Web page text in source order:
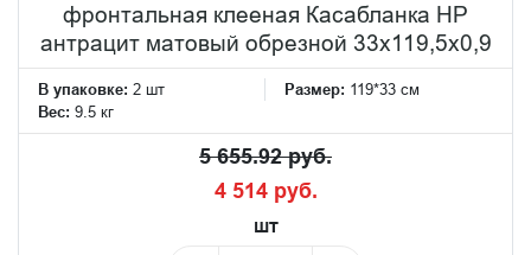
фронтальная клееная Касабланка HP
антрацит матовый обрезной 33x119,5x0,9
В упаковке: 2 шт Размер: 119*33 см
Вес: 9.5 кг
5 655.92 руб.
4 514 руб.
шт